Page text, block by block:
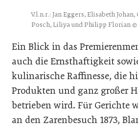
V.l.n.r.: Jan Eggers, Elisabeth
Posch, Liliya und Philipp Florian ©
Ein Blick in das
auch die Ernsthaftigkeit
kulinarische Raffinesse, die
Produkten und ganz großer
betrieben wird. Für Gerichte
an den Zarenbesuch 1873,